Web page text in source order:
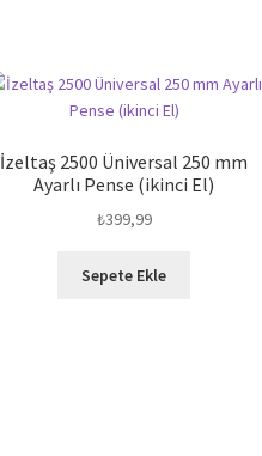
İzeltaş 2500 Üniversal 250 mm
Ayarlı Pense (ikinci El)
₺399,99
Sepete Ekle